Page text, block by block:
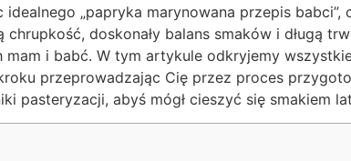
idealnego „papryka marynowana przepis
chrupkość, doskonały balans smaków i długą
mam i babć. W tym artykule odkryjemy
przeprowadzając Cię przez proces
pasteryzacji, abyś mógł cieszyć się smakiem